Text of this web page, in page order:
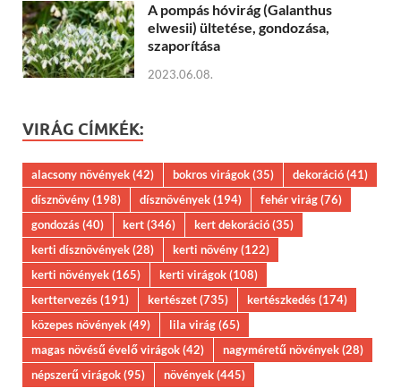
A pompás hóvirág (Galanthus
elwesii) ültetése, gondozása,
szaporítása
2023.06.08.
VIRÁG CÍMKÉK:
alacsony növények(42) bokros virágok(35) dekoráció(41)
dísznövény(198) dísznövények(194) fehér virág(76)
gondozás(40) kert(346) kert dekoráció(35)
kerti dísznövények(28) kerti növény(122)
kerti növények(165) kerti virágok(108)
kerttervezés(191) kertészet(735) kertészkedés(174)
közepes növények(49) lila virág(65)
magas növésű évelő virágok(42) nagyméretű növények(28)
népszerű virágok(95) növények(445)